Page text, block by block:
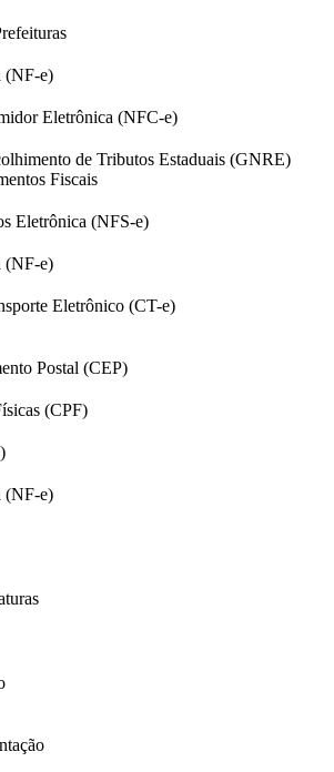
(NF-e)
Eletrônica (NFC-e)
de Tributos Estaduais (GNRE)
Fiscais
Eletrônica (NFS-e)
(NF-e)
Eletrônico (CT-e)
Postal (CEP)
(CPF)
(NF-e)